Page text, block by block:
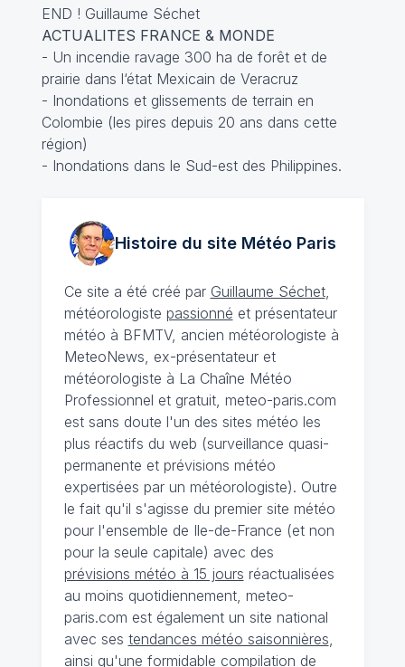
END ! Guillaume Séchet
ACTUALITES FRANCE & MONDE
- Un incendie ravage 300 ha de forêt et de
prairie dans l‘état Mexicain de Veracruz
- Inondations et glissements de terrain en
Colombie (les pires depuis 20 ans dans cette
région)
- Inondations dans le Sud-est des Philippines.
Histoire du site MétéoParis
Ce site a été créé par Guillaume Séchet,
météorologiste passionné et présentateur
météo à BFMTV, ancien météorologiste à
MeteoNews, ex-présentateur et
météorologiste à La Chaîne Météo
Professionnel et gratuit, meteo-paris.com
est sans doute l'un des sites météo les
plus réactifs du web (surveillance quasi-
permanente et prévisions météo
expertisées par un météorologiste). Outre
le fait qu'il s'agisse du premier site météo
pour l'ensemble de Ile-de-France (et non
pour la seule capitale) avec des
prévisions météo à 15 jours réactualisées
au moins quotidiennement, meteo-
paris.com est également un site national
avec ses tendances météo saisonnières,
ainsi qu'une formidable compilation de